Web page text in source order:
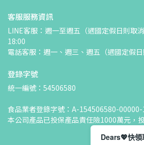
客服服務資訊
LINE客服：週一至週五（遇國定假日則取
18:00
電話客服：週一、週三、週五（遇國定假
登錄字號
統一編號：54506580
食品業者登錄字號：A-154506580-00000-
本公司產品已投保產品責任險1000萬元，
Dears💖快